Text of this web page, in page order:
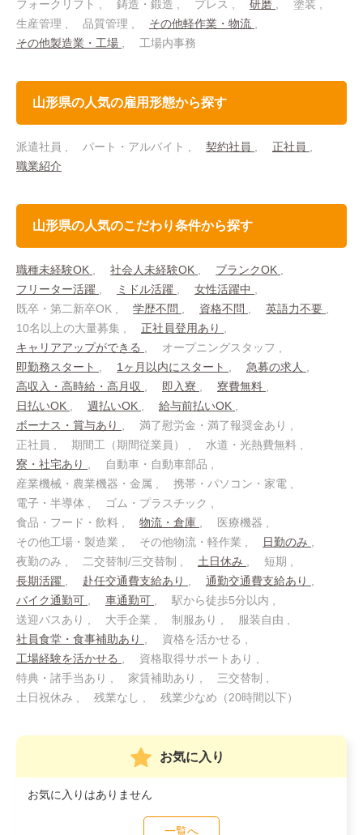
フォークリフト
鋳造・鍛造 プレス 研磨
塗装
生産管理
品質管理
その他軽作業・物流
その他製造業・工場
工場内事務
山形県の人気の雇用形態から探す
派遣社員 パート・アルバイト 契約社員
正社員
職業紹介
山形県の人気のこだわり条件から探す
職種未経験OK 社会人未経験OK
ブランクOK
フリーター活躍
ミドル活躍
女性活躍中
既卒・第二新卒OK
学歴不問 資格不問
英語力不要
10名以上の大量募集
正社員登用あり
キャリアアップができる
オープニングスタッフ
即勤務スタート
1ヶ月以内にスタート
急募の求人
高収入・高時給・高月収
即入寮
寮費無料
日払いOK
週払いOK
給与前払いOK
ボーナス・賞与あり
満了慰労金・満了報奨金あり
正社員
期間工（期間従業員）
水道・光熱費無料
寮・社宅あり
自動車・自動車部品
産業機械・農業機器・金属
携帯・パソコン・家電
電子・半導体
ゴム・プラスチック
食品・フード・飲料
物流・倉庫
医療機器
その他工場・製造業
その他物流・軽作業
日勤のみ
夜勤のみ
二交替制/三交替制 土日休み
短期
長期活躍
赴任交通費支給あり
通勤交通費支給あり
バイク通勤可
車通勤可
駅から徒歩5分以内
送迎バスあり
大手企業 制服あり
服装自由
社員食堂・食事補助あり
資格を活かせる
工場経験を活かせる
資格取得サポートあり
特典・諸手当あり
家賃補助あり
三交替制
土日祝休み
残業なし 残業少なめ（20時間以下）
お気に入り
お気に入りはありません
一覧へ